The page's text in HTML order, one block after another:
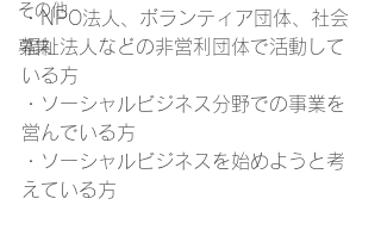
その他
募集
・NPO法人、ボランティア団体、社会
福祉法人などの非営利団体で活動して
いる方
・ソーシャルビジネス分野での事業を
営んでいる方
・ソーシャルビジネスを始めようと考
えている方